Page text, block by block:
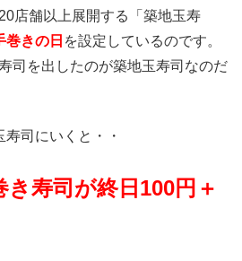
店舗以上展開する「築地玉寿
巻きの日 を設定しているのです。
司を出したのが築地玉寿司なのだ
司にいくと・・
寿司が終日100円＋